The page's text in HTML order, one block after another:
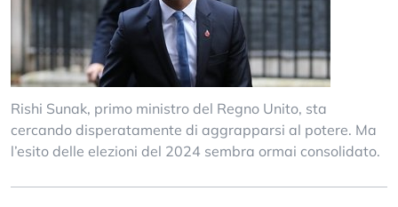
Rishi Sunak, primo ministro del Regno Unito, sta
cercando disperatamente di aggrapparsi al potere. Ma
l’esito delle elezioni del 2024 sembra ormai consolidato.